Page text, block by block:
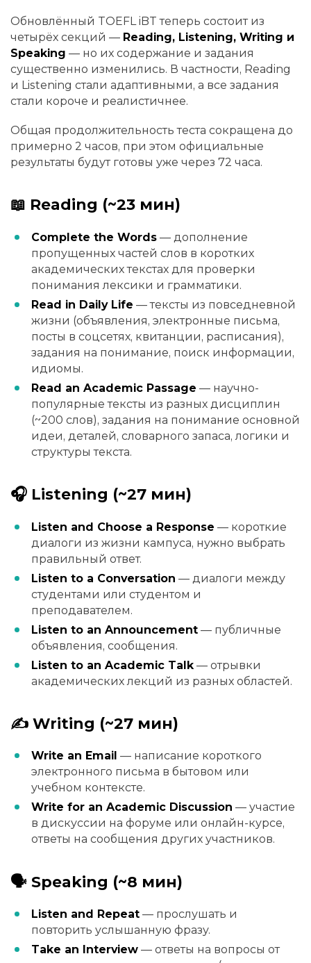
Обновлённый TOEFL iBT теперь состоит из
четырёх секций — Reading, Listening, Writing и
Speaking — но их содержание и задания
существенно изменились. В частности, Reading
и Listening стали адаптивными, а все задания
стали короче и реалистичнее.
Общая продолжительность теста сокращена до
примерно 2 часов, при этом официальные
результаты будут готовы уже через 72 часа.
📖 Reading (~23 мин)
Complete the Words — дополнение
пропущенных частей слов в коротких
академических текстах для проверки
понимания лексики и грамматики.
Read in Daily Life — тексты из повседневной
жизни (объявления, электронные письма,
посты в соцсетях, квитанции, расписания),
задания на понимание, поиск информации,
идиомы.
Read an Academic Passage — научно-
популярные тексты из разных дисциплин
(~200 слов), задания на понимание основной
идеи, деталей, словарного запаса, логики и
структуры текста.
🎧 Listening (~27 мин)
Listen and Choose a Response — короткие
диалоги из жизни кампуса, нужно выбрать
правильный ответ.
Listen to a Conversation — диалоги между
студентами или студентом и
преподавателем.
Listen to an Announcement — публичные
объявления, сообщения.
Listen to an Academic Talk — отрывки
академических лекций из разных областей.
✍️ Writing (~27 мин)
Write an Email — написание короткого
электронного письма в бытовом или
учебном контексте.
Write for an Academic Discussion — участие
в дискуссии на форуме или онлайн-курсе,
ответы на сообщения других участников.
🗣 Speaking (~8 мин)
Listen and Repeat — прослушать и
повторить услышанную фразу.
Take an Interview — ответы на вопросы от